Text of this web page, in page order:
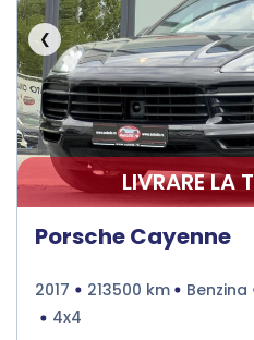
❮
LIVRARE LA
Porsche Cayenne
2017 213500 km Benzina
4x4